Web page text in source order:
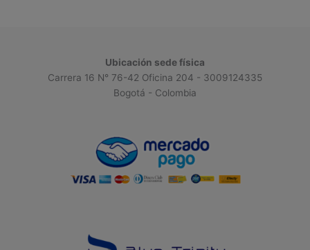
Ubicación sede física
Carrera 16 N° 76-42 Oficina 204 - 3009124335
Bogotá - Colombia